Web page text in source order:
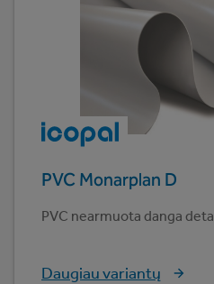
PVC Monarplan D
PVC nearmuota danga
Daugiau variantų